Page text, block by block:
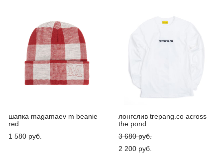
шапка magamaev m beanie
red
1 580 pуб.
лонгслив trepang.co across
the pond
3 680 pуб.
2 200 pуб.